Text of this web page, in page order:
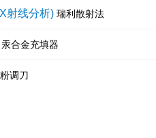
射线分析) 瑞利散射法
汞合金充填器
调刀